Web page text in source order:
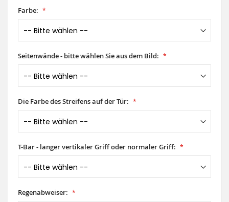
Farbe:
Seitenwände - bitte wählen Sie aus dem Bild:
Die Farbe des Streifens auf der Tür:
T-Bar - langer vertikaler Griff oder normaler Griff:
Regenabweiser: